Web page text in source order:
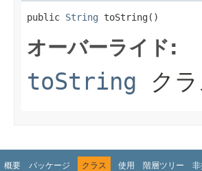
public String toString()
オーバーライド:
toString ク
概要 パッケージ クラス 使用 階層ツリー